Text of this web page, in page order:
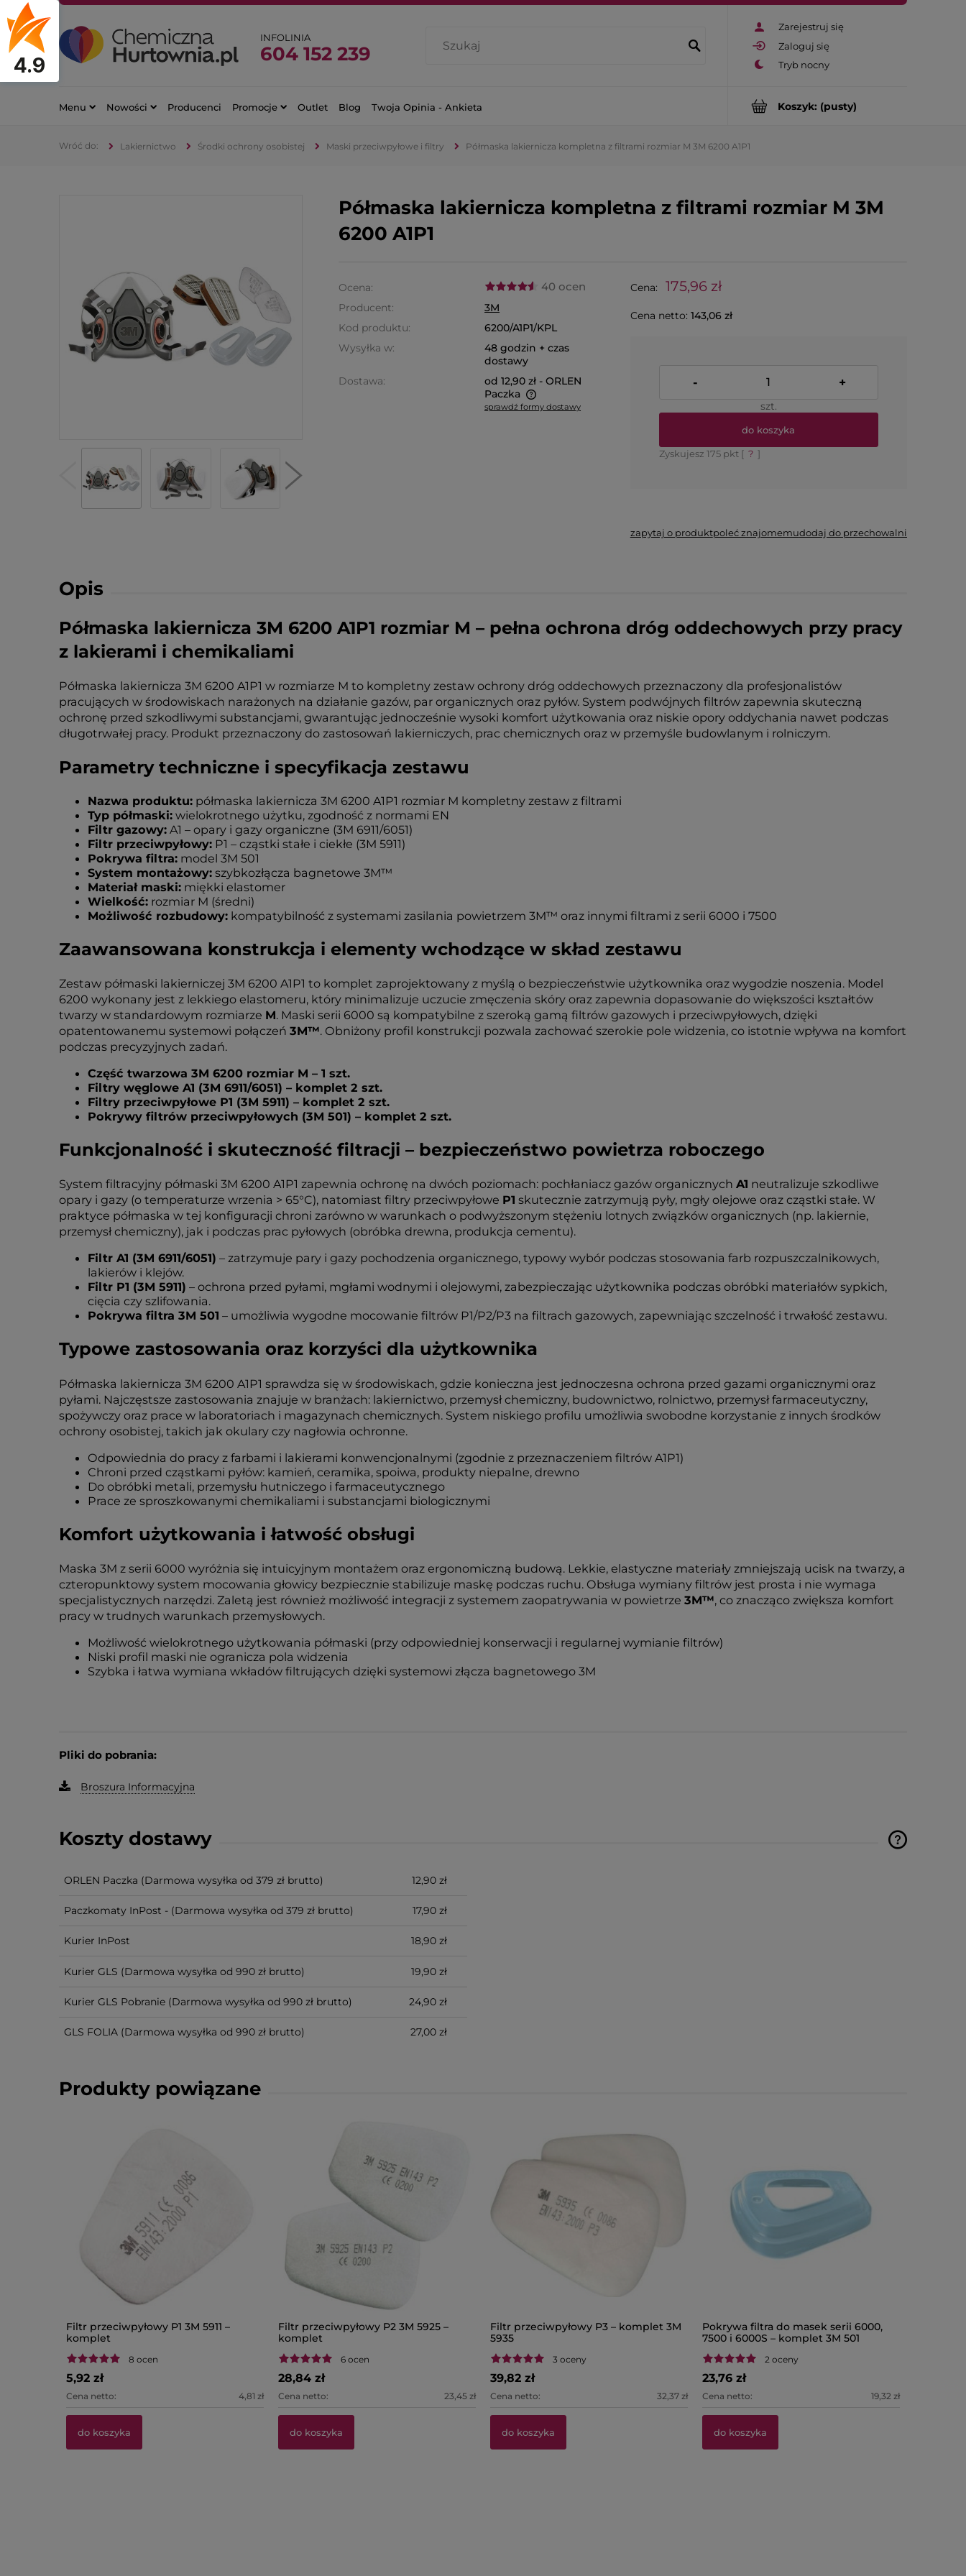
Zarejestruj się
Zaloguj się
INFOLINIA
604 152 239
Koszyk: (pusty)
Menu Nowości Producenci Promocje Outlet Blog Twoja Opinia - Ankieta
Lakiernictwo Środki ochrony osobistej Maski przeciwpyłowe i filtry Półmaska lakiernicza kompletna z filtrami rozmiar M 3M 6200 A1P1
Półmaska lakiernicza kompletna z filtrami rozmiar M 3M
6200 A1P1
Ocena: 40 ocen
Producent:
3M
Kod produktu:
6200/A1P1/KPL
Wysyłka w:
48 godzin + czas
dostawy
Dostawa:
od 12,90 zł - ORLEN
Paczka
sprawdź formy dostawy
Cena: 175,96 zł
Cena netto: 143,06 zł
- +
szt.
do koszyka
Zyskujesz 175pkt [ ? ]
zapytaj o produktpoleć znajomemudodaj do przechowalni
Opis
Półmaska lakiernicza 3M 6200 A1P1 rozmiar M – pełna ochrona dróg oddechowych przy pracy
z lakierami i chemikaliami
Półmaska lakiernicza 3M 6200 A1P1 w rozmiarze M to kompletny zestaw ochrony dróg oddechowych przeznaczony dla profesjonalistów
pracujących w środowiskach narażonych na działanie gazów, par organicznych oraz pyłów. System podwójnych filtrów zapewnia skuteczną
ochronę przed szkodliwymi substancjami, gwarantując jednocześnie wysoki komfort użytkowania oraz niskie opory oddychania nawet podczas
długotrwałej pracy. Produkt przeznaczony do zastosowań lakierniczych, prac chemicznych oraz w przemyśle budowlanym i rolniczym.
Parametry techniczne i specyfikacja zestawu
Nazwa produktu: półmaska lakiernicza 3M 6200 A1P1 rozmiar M kompletny zestaw z filtrami
Typ półmaski: wielokrotnego użytku, zgodność z normami EN
Filtr gazowy: A1 – opary i gazy organiczne (3M 6911/6051)
Filtr przeciwpyłowy: P1 – cząstki stałe i ciekłe (3M 5911)
Pokrywa filtra: model 3M 501
System montażowy: szybkozłącza bagnetowe 3M™
Materiał maski: miękki elastomer
Wielkość: rozmiar M (średni)
Możliwość rozbudowy: kompatybilność z systemami zasilania powietrzem 3M™ oraz innymi filtrami z serii 6000 i 7500
Zaawansowana konstrukcja i elementy wchodzące w skład zestawu
Zestaw półmaski lakierniczej 3M 6200 A1P1 to komplet zaprojektowany z myślą o bezpieczeństwie użytkownika oraz wygodzie noszenia. Model
6200 wykonany jest z lekkiego elastomeru, który minimalizuje uczucie zmęczenia skóry oraz zapewnia dopasowanie do większości kształtów
twarzy w standardowym rozmiarze M. Maski serii 6000 są kompatybilne z szeroką gamą filtrów gazowych i przeciwpyłowych, dzięki
opatentowanemu systemowi połączeń 3M™. Obniżony profil konstrukcji pozwala zachować szerokie pole widzenia, co istotnie wpływa na komfort
podczas precyzyjnych zadań.
Część twarzowa 3M 6200 rozmiar M – 1 szt.
Filtry węglowe A1 (3M 6911/6051) – komplet 2 szt.
Filtry przeciwpyłowe P1 (3M 5911) – komplet 2 szt.
Pokrywy filtrów przeciwpyłowych (3M 501) – komplet 2 szt.
Funkcjonalność i skuteczność filtracji – bezpieczeństwo powietrza roboczego
System filtracyjny półmaski 3M 6200 A1P1 zapewnia ochronę na dwóch poziomach: pochłaniacz gazów organicznych A1 neutralizuje szkodliwe
opary i gazy (o temperaturze wrzenia > 65°C), natomiast filtry przeciwpyłowe P1 skutecznie zatrzymują pyły, mgły olejowe oraz cząstki stałe. W
praktyce półmaska w tej konfiguracji chroni zarówno w warunkach o podwyższonym stężeniu lotnych związków organicznych (np. lakiernie,
przemysł chemiczny), jak i podczas prac pyłowych (obróbka drewna, produkcja cementu).
Filtr A1 (3M 6911/6051) – zatrzymuje pary i gazy pochodzenia organicznego, typowy wybór podczas stosowania farb rozpuszczalnikowych,
lakierów i klejów.
Filtr P1 (3M 5911) – ochrona przed pyłami, mgłami wodnymi i olejowymi, zabezpieczając użytkownika podczas obróbki materiałów sypkich,
cięcia czy szlifowania.
Pokrywa filtra 3M 501 – umożliwia wygodne mocowanie filtrów P1/P2/P3 na filtrach gazowych, zapewniając szczelność i trwałość zestawu.
Typowe zastosowania oraz korzyści dla użytkownika
Półmaska lakiernicza 3M 6200 A1P1 sprawdza się w środowiskach, gdzie konieczna jest jednoczesna ochrona przed gazami organicznymi oraz
pyłami. Najczęstsze zastosowania znajuje w branżach: lakiernictwo, przemysł chemiczny, budownictwo, rolnictwo, przemysł farmaceutyczny,
spożywczy oraz prace w laboratoriach i magazynach chemicznych. System niskiego profilu umożliwia swobodne korzystanie z innych środków
ochrony osobistej, takich jak okulary czy nagłowia ochronne.
Odpowiednia do pracy z farbami i lakierami konwencjonalnymi (zgodnie z przeznaczeniem filtrów A1P1)
Chroni przed cząstkami pyłów: kamień, ceramika, spoiwa, produkty niepalne, drewno
Do obróbki metali, przemysłu hutniczego i farmaceutycznego
Prace ze sproszkowanymi chemikaliami i substancjami biologicznymi
Komfort użytkowania i łatwość obsługi
Maska 3M z serii 6000 wyróżnia się intuicyjnym montażem oraz ergonomiczną budową. Lekkie, elastyczne materiały zmniejszają ucisk na twarzy, a
czteropunktowy system mocowania głowicy bezpiecznie stabilizuje maskę podczas ruchu. Obsługa wymiany filtrów jest prosta i nie wymaga
specjalistycznych narzędzi. Zaletą jest również możliwość integracji z systemem zaopatrywania w powietrze 3M™, co znacząco zwiększa komfort
pracy w trudnych warunkach przemysłowych.
Możliwość wielokrotnego użytkowania półmaski (przy odpowiedniej konserwacji i regularnej wymianie filtrów)
Niski profil maski nie ogranicza pola widzenia
Szybka i łatwa wymiana wkładów filtrujących dzięki systemowi złącza bagnetowego 3M
Pliki do pobrania:
Broszura Informacyjna
Koszty dostawy
ORLEN Paczka (Darmowa wysyłka od 379 zł brutto) 12,90 zł
Paczkomaty InPost - (Darmowa wysyłka od 379 zł brutto) 17,90 zł
Kurier InPost 18,90 zł
Kurier GLS (Darmowa wysyłka od 990 zł brutto) 19,90 zł
Kurier GLS Pobranie (Darmowa wysyłka od 990 zł brutto) 24,90 zł
GLS FOLIA (Darmowa wysyłka od 990 zł brutto) 27,00 zł
Produkty powiązane
Filtr przeciwpyłowy P1 3M 5911 –
komplet
8 ocen
5,92 zł
Cena netto: 4,81 zł
do koszyka
Filtr przeciwpyłowy P2 3M 5925 –
komplet
6 ocen
28,84 zł
Cena netto: 23,45 zł
do koszyka
Filtr przeciwpyłowy P3 – komplet 3M
5935
3 oceny
39,82 zł
Cena netto: 32,37 zł
do koszyka
Pokrywa filtra do masek serii 6000,
7500 i 6000S – komplet 3M 501
2 oceny
23,76 zł
Cena netto: 19,32 zł
do koszyka
4.9